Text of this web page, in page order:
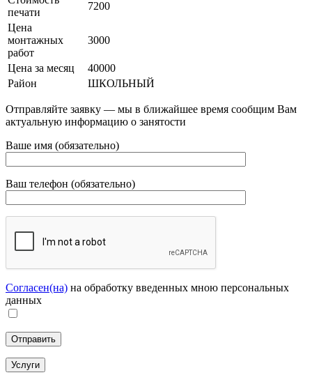
печати
7200
Цена
монтажных
работ
3000
Цена за месяц
40000
Район
ШКОЛЬНЫЙ
Отправляйте заявку — мы в ближайшее время сообщим Вам
актуальную информацию о занятости
Ваше имя (обязательно)
Ваш телефон (обязательно)
Согласен(на) на обработку введенных мною персональных
данных
Услуги